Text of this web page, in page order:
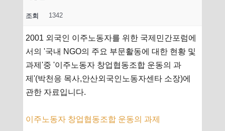
조회 1342
2001 외국인 이주노동자를 위한 국제민간포럼에
서의 '국내 NGO의 주요 부문활동에 대한 현황 및
과제'중 '이주노동자 창업협동조합 운동의 과
제'(박천응 목사,안산외국인노동자센타 소장)에
관한 자료입니다.
이주노동자 창업협동조합 운동의 과제